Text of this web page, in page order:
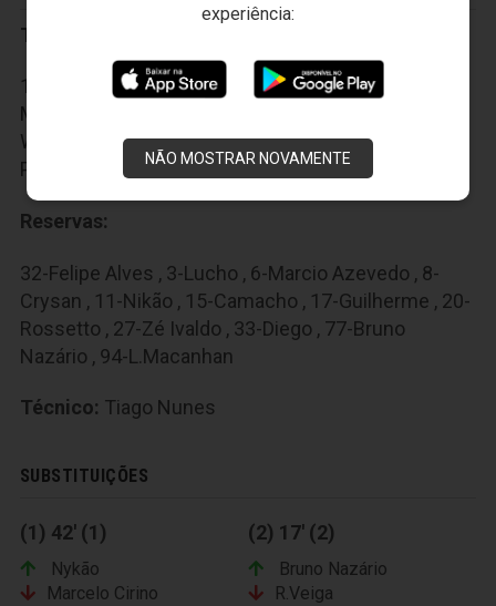
experiência:
NÃO MOSTRAR NOVAMENTE
Titulares:
1-Santos , 2-Jonathan , 5-Wellington , 7-R.Veiga , 10-
Marcelo Cirino , 12-Renan Lodi , 22-Marcinho , 25-
Wanderson , 30-Bergson , 39-B.Guimarães , 96-Léo
Pereira
Reservas:
32-Felipe Alves , 3-Lucho , 6-Marcio Azevedo , 8-
Crysan , 11-Nikão , 15-Camacho , 17-Guilherme , 20-
Rossetto , 27-Zé Ivaldo , 33-Diego , 77-Bruno
Nazário , 94-L.Macanhan
Técnico: Tiago Nunes
SUBSTITUIÇÕES
(1) 42' (1)
Nykão
Marcelo Cirino
(2) 17' (2)
Bruno Nazário
R.Veiga